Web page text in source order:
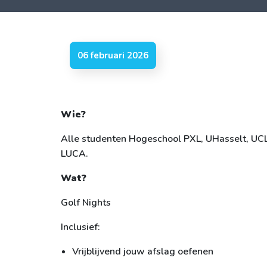
06 februari 2026
Wie?
Alle studenten Hogeschool PXL, UHasselt,
LUCA.
Wat?
Golf Nights
Inclusief:
Vrijblijvend jouw afslag oefenen